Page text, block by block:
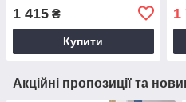
1 415 ₴
Купити
1
Акційні пропозиції та